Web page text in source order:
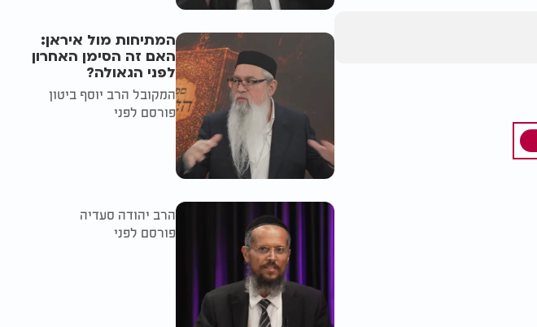
המתיחות מול איראן:
האם זה הסימן האחרון
לפני הגאולה?
המקובל הרב יוסף ביטון
פורסם לפני
הרב יהודה סעדיה
פורסם לפני